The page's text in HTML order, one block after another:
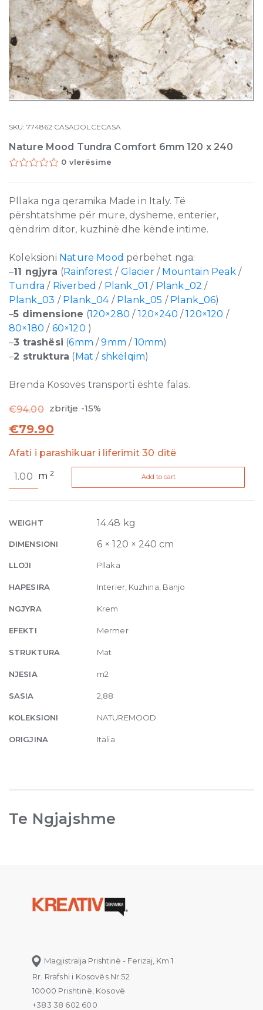
SKU:774862 CASADOLCECASA
Nature Mood Tundra Comfort 6mm 120 x 240
0 vlerësime
Pllaka nga qeramika Made in Italy. Të
përshtatshme për mure, dysheme, enterier,
qëndrim ditor, kuzhinë dhe kënde intime.
Koleksioni Nature Mood përbëhet nga:
–11 ngjyra (Rainforest / Glacier/ Mountain Peak/
Tundra / Riverbed / Plank_01 / Plank_02 /
Plank_03 / Plank_04/ Plank_05 / Plank_06)
–5 dimensione (120×280 / 120×240 /120×120 /
80×180/ 60×120 )
–3 trashësi (6mm/9mm / 10mm)
–2 struktura (Mat/ shkëlqim)
Brenda Kosovës transporti është falas.
€94.00 zbritje -15%
€79.90
Afati i parashikuar i liferimit 30 ditë
Mood
6mm
x
240
m2 Add to cart
WEIGHT 14.48 kg
DIMENSIONI 6 × 120 × 240 cm
LLOJI Pllaka
HAPESIRA Interier, Kuzhina, Banjo
NGJYRA Krem
EFEKTI Mermer
STRUKTURA Mat
NJESIA m2
SASIA 2,88
KOLEKSIONI NATUREMOOD
ORIGJINA Italia
Te Ngjajshme
Magjistralja Prishtinë - Ferizaj, Km 1
Rr. Rrafshi i Kosovës Nr.52
10000 Prishtinë, Kosovë
+383 38 602 600